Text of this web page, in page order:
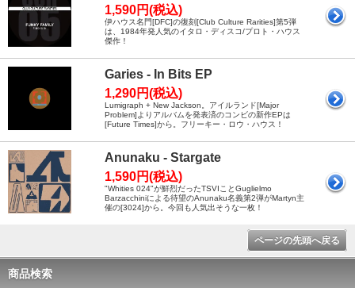
1,590円(税込)
伊ハウス名門[DFC]の復刻[Club Culture Rarities]第5弾
は、1984年発人気のイタロ・ディスコ/プロト・ハウス
傑作！
Garies - In Bits EP
1,290円(税込)
Lumigraph + New Jackson。アイルランド[Major
Problem]よりアルバムを発表済のコンビの新作EPは
[Future Times]から。フリーキー・ロウ・ハウス！
Anunaku - Stargate
1,590円(税込)
"Whities 024"が鮮烈だったTSVIことGuglielmo
Barzacchiniによる待望のAnunaku名義第2弾がMartyn主
催の[3024]から。今回も人気出そうな一枚！
ページの先頭へ戻る
商品検索